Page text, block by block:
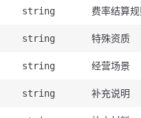
string 费率结算规
string 特殊资质
string 经营场景
string 补充说明